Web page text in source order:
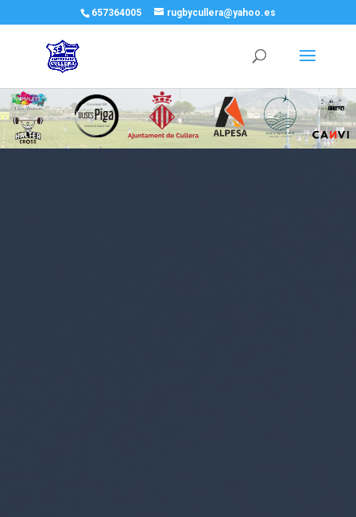
657364005 rugbycullera@yahoo.es